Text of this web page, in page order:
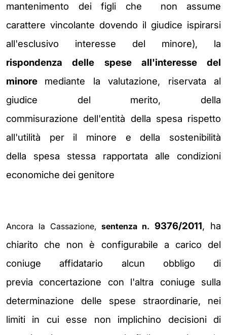
mantenimento dei figli che non assume
carattere vincolante dovendo il giudice ispirarsi
all'esclusivo interesse del minore), la
rispondenza delle spese all'interesse del
minore mediante la valutazione, riservata al
giudice del merito, della
commisurazione dell'entità della spesa rispetto
all'utilità per il minore e della sostenibilità
della spesa stessa rapportata alle condizioni
economiche dei genitore
Ancora la Cassazione, sentenza n.9376/2011, ha
chiarito che non è configurabile a carico del
coniuge affidatario alcun obbligo di
previa concertazione con l'altra coniuge sulla
determinazione delle spese straordinarie, nei
limiti in cui esse non implichino decisioni di